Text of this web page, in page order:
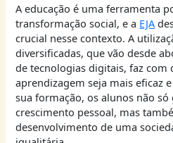
A educação é uma ferramenta
transformação social, e a EJA
crucial nesse contexto. A
diversificadas, que vão desde
de tecnologias digitais, faz com
aprendizagem seja mais eficaz
sua formação, os alunos não só
crescimento pessoal, mas
desenvolvimento de uma